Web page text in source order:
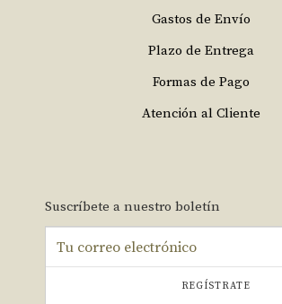
Gastos de Envío
Plazo de Entrega
Formas de Pago
Atención al Cliente
Suscríbete a nuestro boletín
REGÍSTRATE